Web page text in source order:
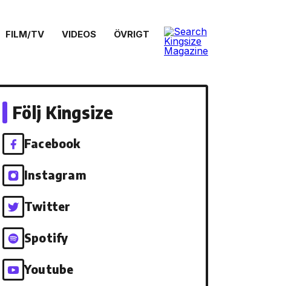
FILM/TV VIDEOS ÖVRIGT
Följ Kingsize
Facebook
Instagram
Twitter
Spotify
Youtube